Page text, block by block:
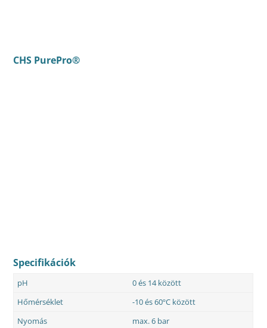
CHS PurePro®
Specifikációk
pH
0 és 14 között
Hőmérséklet
-10 és 60ºC között
Nyomás
max. 6 bar